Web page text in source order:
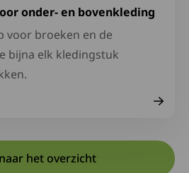
onder- en bovenkleding
voor broeken en de
bijna elk kledingstuk
het overzicht